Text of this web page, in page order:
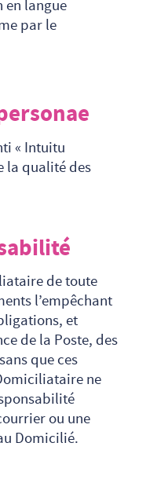
en langue
par le
« Intuitu
la qualité des
de toute
l’empêchant
et
de la Poste, des
que ces
ne
ou une
Domicilié.